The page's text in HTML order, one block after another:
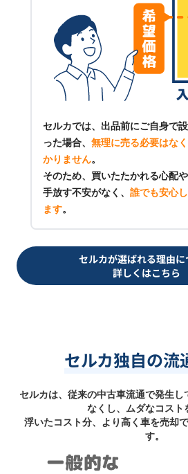
セルカでは、出品前にご自身で
った場合、 無理に売る必要はな
かりません。
そのため、買いたたかれる心配
手放す不安がなく、 誰でも安心
ます。
セルカが選ばれる理由に
詳しくはこちら
セルカ独自の流
セルカは、従来の中古車流通で発生
なくし、ムダなコスト
浮いたコスト分、より高く車を売却
す。